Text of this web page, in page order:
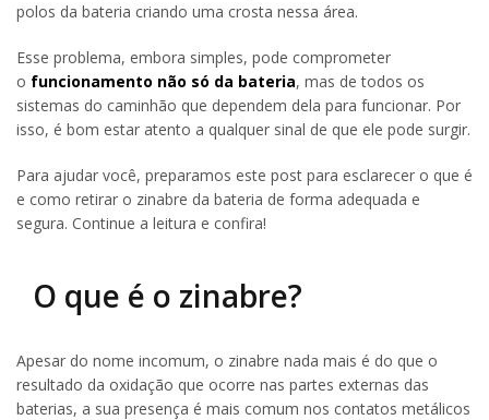
polos da bateria criando uma crosta nessa área.
Esse problema, embora simples, pode comprometer
o funcionamento não só da bateria, mas de todos os
sistemas do caminhão que dependem dela para funcionar. Por
isso, é bom estar atento a qualquer sinal de que ele pode surgir.
Para ajudar você, preparamos este post para esclarecer o que é
e como retirar o zinabre da bateria de forma adequada e
segura. Continue a leitura e confira!
O que é o zinabre?
Apesar do nome incomum, o zinabre nada mais é do que o
resultado da oxidação que ocorre nas partes externas das
baterias, a sua presença é mais comum nos contatos metálicos